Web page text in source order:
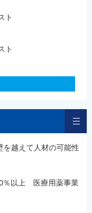
ト
ト
越えて人材の可能性
％以上 医療用薬事業